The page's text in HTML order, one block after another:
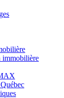
immobilière